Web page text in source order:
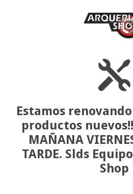
Estamos
productos
MAÑANA
TARDE. Slds
Shop